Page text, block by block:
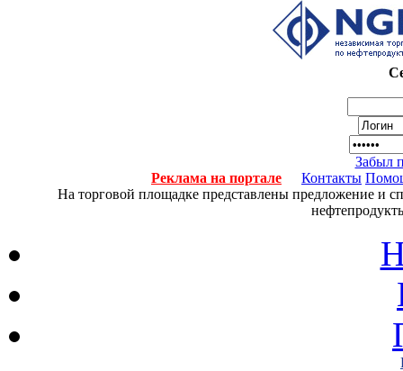
Забыл
Реклама на портале
Контакты
На торговой площадке представлены предложение и